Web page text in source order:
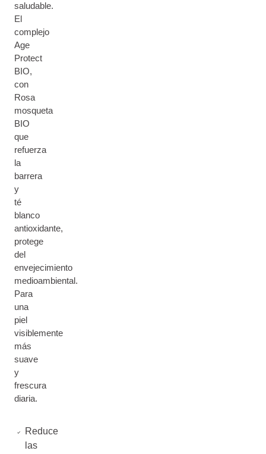
saludable.
El
complejo
Age
Protect
BIO,
con
Rosa
mosqueta
BIO
que
refuerza
la
barrera
y
té
blanco
antioxidante,
protege
del
envejecimiento
medioambiental.
Para
una
piel
visiblemente
más
suave
y
frescura
diaria.
Reduce
las